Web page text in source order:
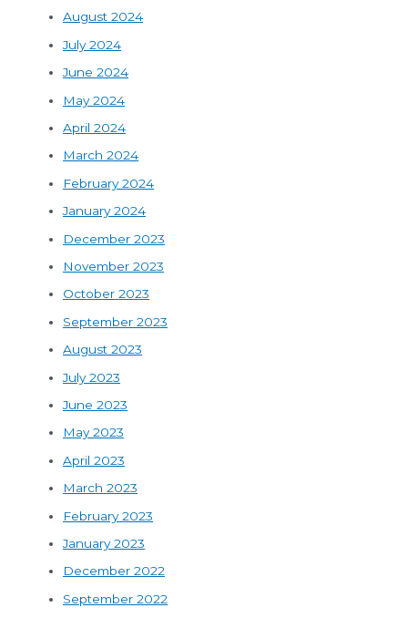
August 2024
July 2024
June 2024
May 2024
April 2024
March 2024
February 2024
January 2024
December 2023
November 2023
October 2023
September 2023
August 2023
July 2023
June 2023
May 2023
April 2023
March 2023
February 2023
January 2023
December 2022
September 2022